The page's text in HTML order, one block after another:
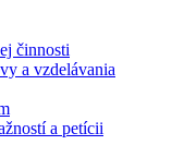
činnosti
a vzdelávania
a petícii